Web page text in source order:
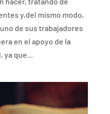
y,del mismo modo,
de sus trabajadores
en el apoyo de la
ya que...